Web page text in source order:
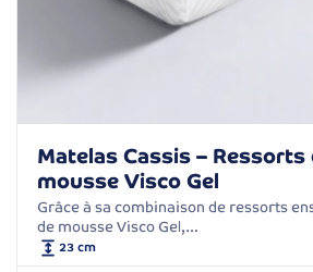
Matelas Cassis – Ressorts
mousse Visco Gel
Grâce à sa combinaison de ressorts
de mousse Visco Gel,…
23 cm